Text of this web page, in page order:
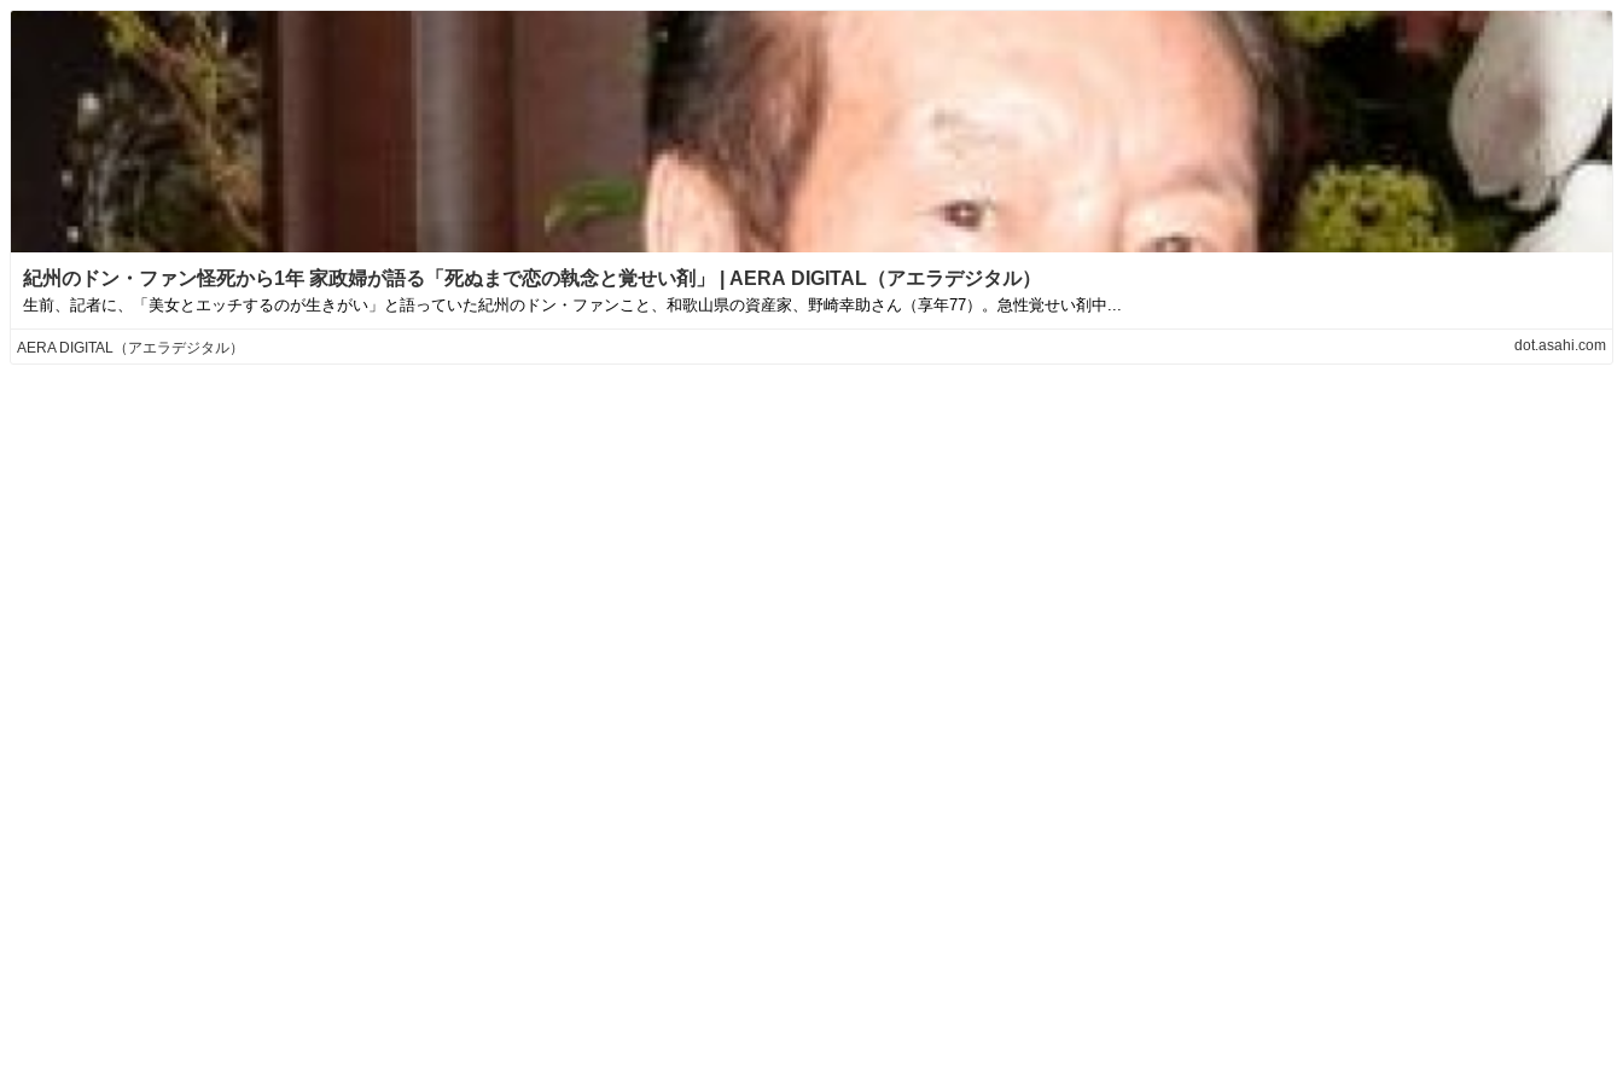
紀州のドン・ファン怪死から1年 家政婦が語る「死ぬまで恋の執念と覚せい剤」 | AERA DIGITAL（アエラデジタル）
生前、記者に、「美女とエッチするのが生きがい」と語っていた紀州のドン・ファンこと、和歌山県の資産家、野崎幸助さん（享年77）。急性覚せい剤中...
AERA DIGITAL（アエラデジタル） dot.asahi.com